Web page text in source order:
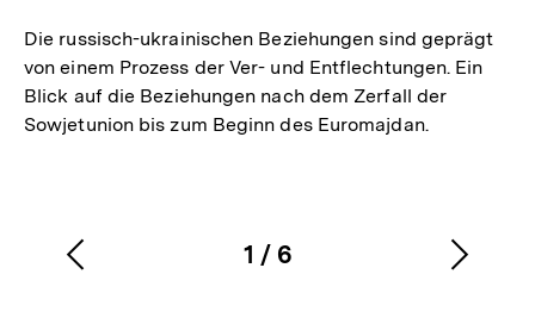
Die russisch-ukrainischen Beziehungen sind geprägt
von einem Prozess der Ver- und Entflechtungen. Ein
Blick auf die Beziehungen nach dem Zerfall der
Sowjetunion bis zum Beginn des Euromajdan.
Karussellinhalt
1
von
/ 6
Vorherigen